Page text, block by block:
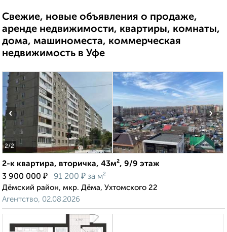
Свежие, новые объявления о продаже,
аренде недвижимости, квартиры, комнаты,
дома, машиноместа, коммерческая
недвижимость в Уфе
2/2
‹ ›
2-к квартира, вторичка, 43м², 9/9 этаж
3 900 000 ₽ 91 200 ₽ за м²
Дёмский район, мкр. Дёма, Ухтомского 22
Агентство, 02.08.2026